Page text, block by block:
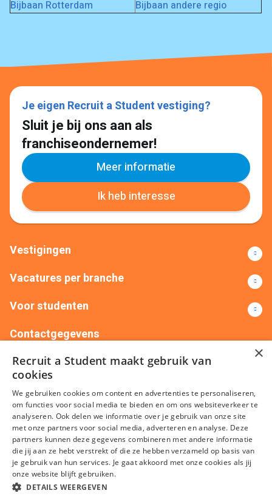
Bijbaan Rotterdam
Bijbaan andere regio
Je eigen Recruit a Student vestiging?
Sluit je bij ons aan als
franchiseondernemer!
Meer informatie
Ik heb interesse
Vestigingen
Vacatures per branche
Voor studenten
Contactgegevens
+31(0)88 522 00 76
info@recruitastudent.nl
Alle vestigingen
Algemene voorwaarden
×
Recruit a Student maakt gebruik van
cookies
We gebruiken cookies om content en advertenties te personaliseren,
om functies voor social media te bieden en om ons websiteverkeer te
analyseren. Ook delen we informatie over je gebruik van onze site
met onze partners voor social media, adverteren en analyse. Deze
partners kunnen deze gegevens combineren met andere informatie
die jij aan ze hebt verstrekt of die ze hebben verzameld op basis van
je gebruik van hun services. Je gaat akkoord met onze cookies als jij
onze website blijft gebruiken.
DETAILS WEERGEVEN